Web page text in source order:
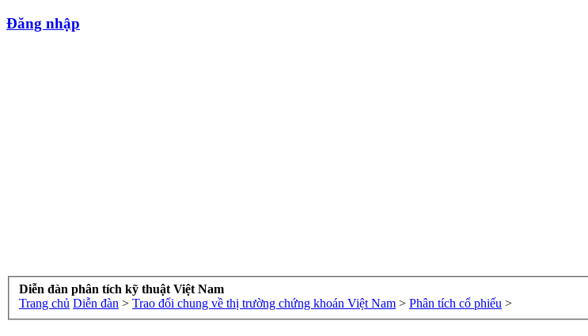
Đăng nhập
Diễn đàn phân tích kỹ thuật Việt Nam
Trang chủ Diễn đàn > Trao đổi chung về thị trường chứng khoán Việt Nam > Phân tích cổ phiếu >